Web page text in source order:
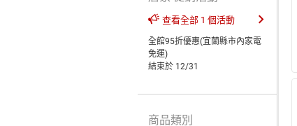
查看全部 1 個活動
全館95折優惠(宜蘭縣市內家電
免運)
結束於 12/31
商品類別